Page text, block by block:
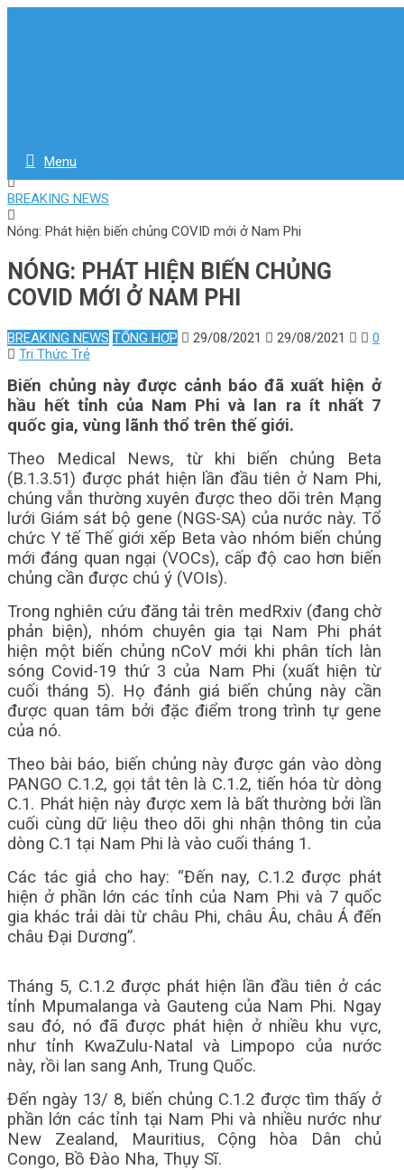
Menu
Home
BREAKING NEWS
Nóng: Phát hiện biến chủng COVID mới ở Nam Phi
NÓNG: PHÁT HIỆN BIẾN CHỦNG
COVID MỚI Ở NAM PHI
BREAKING NEWS TỔNG HỢP 29/08/2021 29/08/2021
0
Tri Thức Trẻ
Biến chủng này được cảnh báo đã xuất hiện ở
hầu hết tỉnh của Nam Phi và lan ra ít nhất 7
quốc gia, vùng lãnh thổ trên thế giới.
Theo Medical News, từ khi biến chủng Beta
(B.1.3.51) được phát hiện lần đầu tiên ở Nam Phi,
chúng vẫn thường xuyên được theo dõi trên Mạng
lưới Giám sát bộ gene (NGS-SA) của nước này. Tổ
chức Y tế Thế giới xếp Beta vào nhóm biến chủng
mới đáng quan ngại (VOCs), cấp độ cao hơn biến
chủng cần được chú ý (VOIs).
Trong nghiên cứu đăng tải trên medRxiv (đang chờ
phản biện), nhóm chuyên gia tại Nam Phi phát
hiện một biến chủng nCoV mới khi phân tích làn
sóng Covid-19 thứ 3 của Nam Phi (xuất hiện từ
cuối tháng 5). Họ đánh giá biến chủng này cần
được quan tâm bởi đặc điểm trong trình tự gene
của nó.
Theo bài báo, biến chủng này được gán vào dòng
PANGO C.1.2, gọi tắt tên là C.1.2, tiến hóa từ dòng
C.1. Phát hiện này được xem là bất thường bởi lần
cuối cùng dữ liệu theo dõi ghi nhận thông tin của
dòng C.1 tại Nam Phi là vào cuối tháng 1.
Các tác giả cho hay: “Đến nay, C.1.2 được phát
hiện ở phần lớn các tỉnh của Nam Phi và 7 quốc
gia khác trải dài từ châu Phi, châu Âu, châu Á đến
châu Đại Dương”.
Tháng 5, C.1.2 được phát hiện lần đầu tiên ở các
tỉnh Mpumalanga và Gauteng của Nam Phi. Ngay
sau đó, nó đã được phát hiện ở nhiều khu vực,
như tỉnh KwaZulu-Natal và Limpopo của nước
này, rồi lan sang Anh, Trung Quốc.
Đến ngày 13/ 8, biến chủng C.1.2 được tìm thấy ở
phần lớn các tỉnh tại Nam Phi và nhiều nước như
New Zealand, Mauritius, Cộng hòa Dân chủ
Congo, Bồ Đào Nha, Thụy Sĩ.